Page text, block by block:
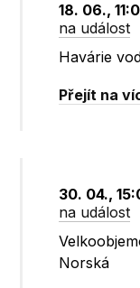
18. 06.,
na událost
Havárie
Přejít na
30. 04.,
na událost
Norská